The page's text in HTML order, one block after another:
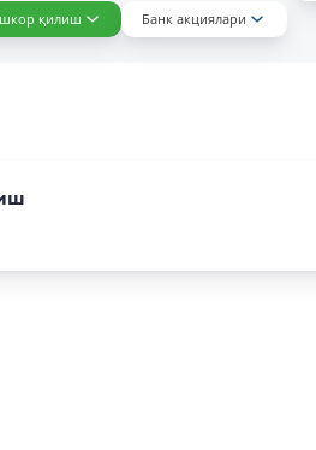
қилиш
Банк акциялари